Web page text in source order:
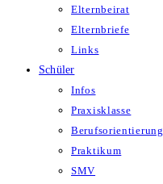
Elternbeirat
Elternbriefe
Links
Schüler
Infos
Praxisklasse
Berufsorientierung
Praktikum
SMV